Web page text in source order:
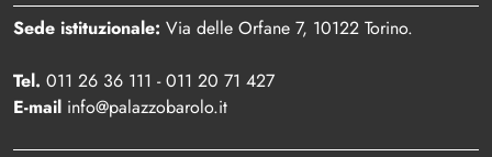
Sede istituzionale: Via delle Orfane 7, 10122 Torino.
Tel. 011 26 36 111 - 011 20 71 427
E-mail info@palazzobarolo.it